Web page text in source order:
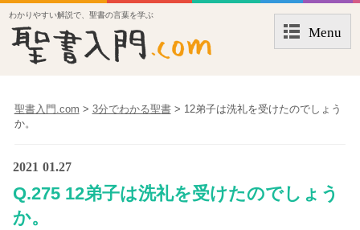
わかりやすい解説で、聖書の言葉を学ぶ
Menu
聖書入門.com > 3分でわかる聖書> 12弟子は洗礼を受けたのでしょう
か。
2021 01.27
Q.275 12弟子は洗礼を受けたのでしょう
か。